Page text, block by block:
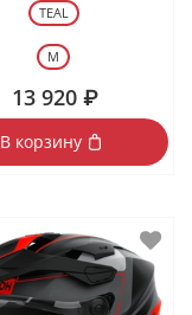
TEAL
M
13 920 ₽
В корзину